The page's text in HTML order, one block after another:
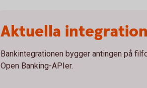
Aktuella
Bankintegrationen bygger antingen på
Open Banking-APIer.